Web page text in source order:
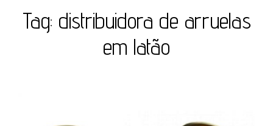
Tag: distribuidora de arruelas
em latão